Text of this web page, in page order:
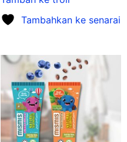
Tambahkan ke senarai